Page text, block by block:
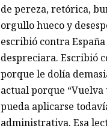
de pereza, retórica,
orgullo hueco y
escribió contra
despreciara. Escribió
porque le dolía
actual porque “Vuelva
pueda aplicarse
administrativa. Esa